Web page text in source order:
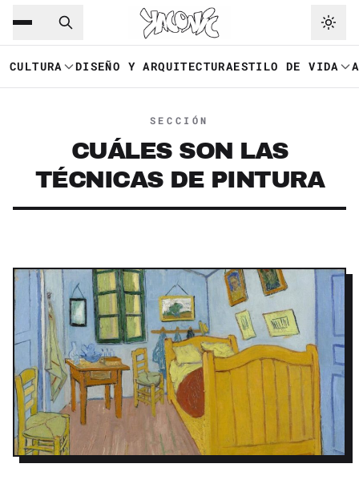
Saltar al contenido principal
CULTURA DISEÑO Y ARQUITECTURAESTILO DE VIDA
SECCIÓN
CUÁLES SON LAS
TÉCNICAS DE PINTURA